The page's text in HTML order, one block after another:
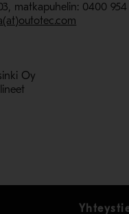
matkapuhelin: 0400 954
Oy